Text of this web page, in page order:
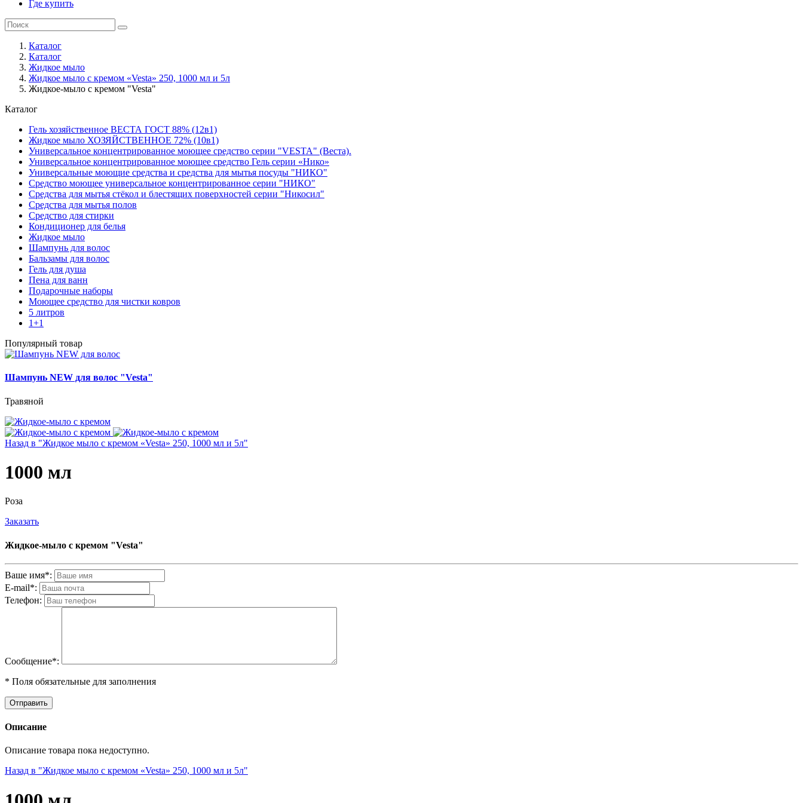
Где купить
Каталог
Каталог
Жидкое мыло
Жидкое мыло с кремом «Vesta» 250, 1000 мл и 5л
Жидкое-мыло с кремом "Vesta"
Каталог
Гель хозяйственное ВЕСТА ГОСТ 88% (12в1)
Жидкое мыло ХОЗЯЙСТВЕННОЕ 72% (10в1)
Универсальное концентрированное моющее средство серии "VESTA" (Веста).
Универсальное концентрированное моющее средство Гель серии «Нико»
Универсальные моющие средства и средства для мытья посуды "НИКО"
Средство моющее универсальное концентрированное серии "НИКО"
Средства для мытья стёкол и блестящих поверхностей серии "Никосил"
Средства для мытья полов
Средство для стирки
Кондиционер для белья
Жидкое мыло
Шампунь для волос
Бальзамы для волос
Гель для душа
Пена для ванн
Подарочные наборы
Моющее средство для чистки ковров
5 литров
1+1
Популярный товар
Шампунь NEW для волос "Vesta"
Травяной
Назад в "Жидкое мыло с кремом «Vesta» 250, 1000 мл и 5л"
1000 мл
Роза
Заказать
Жидкое-мыло с кремом "Vesta"
Ваше имя*:
E-mail*:
Телефон:
Cообщениe*:
* Поля обязательные для заполнения
Описание
Описание товара пока недоступно.
Назад в "Жидкое мыло с кремом «Vesta» 250, 1000 мл и 5л"